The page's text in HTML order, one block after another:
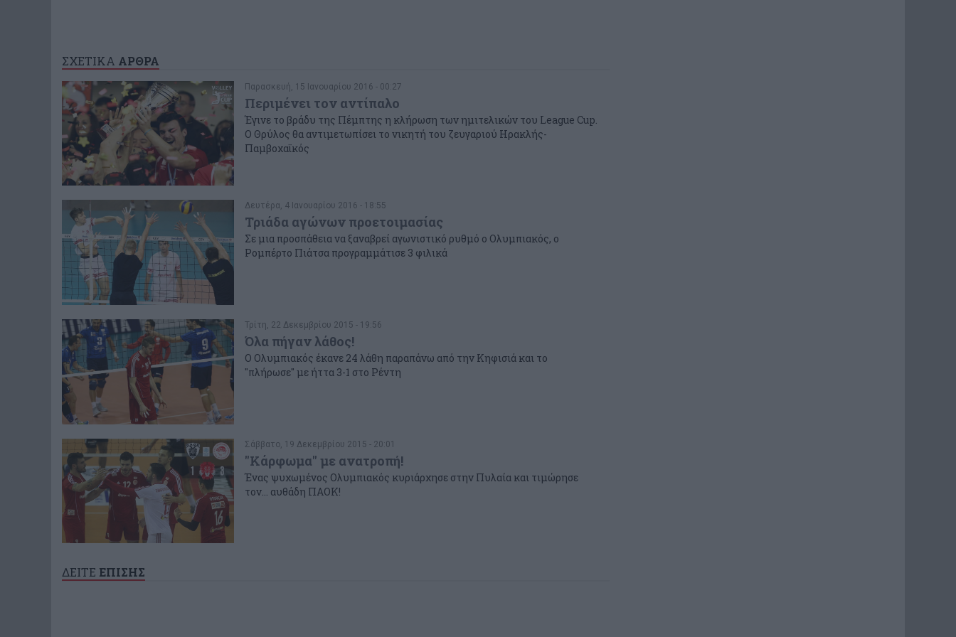
ΣΧΕΤΙΚΑ ΑΡΘΡΑ
Παρασκευή, 15 Ιανουαρίου 2016 - 00:27
Περιμένει τον αντίπαλο
Έγινε το βράδυ της Πέμπτης η κλήρωση των ημιτελικών του League Cup.
Ο Θρύλος θα αντιμετωπίσει το νικητή του ζευγαριού Ηρακλής-
Παμβοχαϊκός
Δευτέρα, 4 Ιανουαρίου 2016 - 18:55
Τριάδα αγώνων προετοιμασίας
Σε μια προσπάθεια να ξαναβρεί αγωνιστικό ρυθμό ο Ολυμπιακός, ο
Ρομπέρτο Πιάτσα προγραμμάτισε 3 φιλικά
Τρίτη, 22 Δεκεμβρίου 2015 - 19:56
Όλα πήγαν λάθος!
Ο Ολυμπιακός έκανε 24 λάθη παραπάνω από την Κηφισιά και το
"πλήρωσε" με ήττα 3-1 στο Ρέντη
Σάββατο, 19 Δεκεμβρίου 2015 - 20:01
"Κάρφωμα" με ανατροπή!
Ένας ψυχωμένος Ολυμπιακός κυριάρχησε στην Πυλαία και τιμώρησε
τον... αυθάδη ΠΑΟΚ!
ΔΕΙΤΕ ΕΠΙΣΗΣ